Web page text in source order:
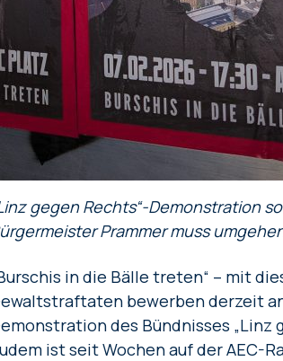
gegen Rechts“-Demonstration
Prammer muss
in die Bälle treten“ – mit
bewerben derzeit
des Bündnisses „Linz
ist seit Wochen auf der AEC-